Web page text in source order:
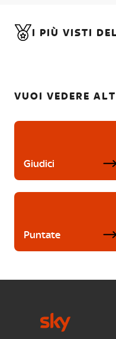
I PIÙ VISTI
VUOI VEDERE
Giudici
Puntate